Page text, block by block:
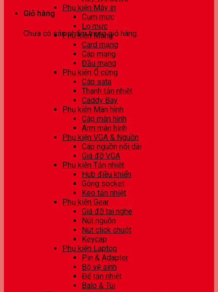
Giỏ hàng
Chưa có sản phẩm trong giỏ hàng.
Phụ kiện Máy in
Cụm mực
Lọ mực
Phụ kiện Mạng
Card mạng
Cáp mạng
Đầu mạng
Phụ kiện Ổ cứng
Cáp sata
Thanh tản nhiệt
Caddy Bay
Phụ kiện Màn hình
Cáp màn hình
Arm màn hình
Phụ kiện VGA & Nguồn
Cáp nguồn nối dài
Giá đỡ VGA
Phụ kiện Tản nhiệt
Hub điều khiển
Gông socket
Keo tản nhiệt
Phụ kiện Gear
Giá đỡ tai nghe
Nút nguồn
Nút click chuột
Keycap
Phụ kiện Laptop
Pin & Adapter
Bộ vệ sinh
Đế tản nhiệt
Balo & Túi